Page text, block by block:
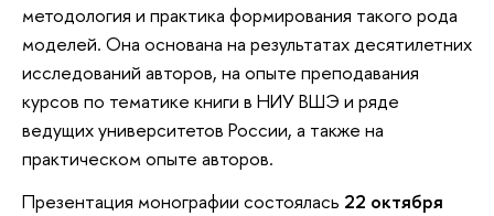
методология и практика формирования такого рода
моделей. Она основана на результатах десятилетних
исследований авторов, на опыте преподавания
курсов по тематике книги в НИУ ВШЭ и ряде
ведущих университетов России, а также на
практическом опыте авторов.
Презентация монографии состоялась 22 октября